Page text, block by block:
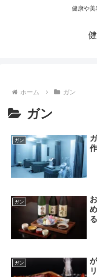
健康や美
ホーム ガン
ガン
ガン
ガン
る
ガン